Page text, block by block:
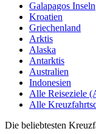
Galapagos Inseln
Kroatien
Griechenland
Arktis
Alaska
Antarktis
Australien
Indonesien
Alle Reiseziele
Alle
Die beliebtesten